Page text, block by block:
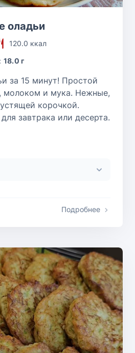
оладьи
120.0 ккал
18.0 г
за 15 минут! Простой
молоком и мука. Нежные,
корочкой.
завтрака или десерта.
Подробнее